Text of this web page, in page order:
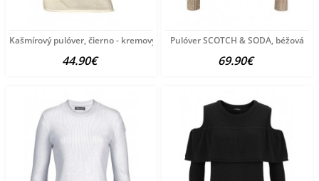
Kašmírový pulóver, čierno - kremový
44.90€
Pulóver SCOTCH & SODA, béžová
69.90€